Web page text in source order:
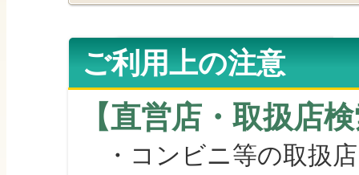
ご利用上の注意
【直営店・取扱店
・コンビニ等の取扱